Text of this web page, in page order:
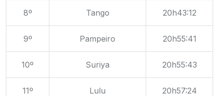
8º Tango 20h43:12
9º Pampeiro 20h55:41
10º Suriya 20h55:43
11º Lulu 20h57:24